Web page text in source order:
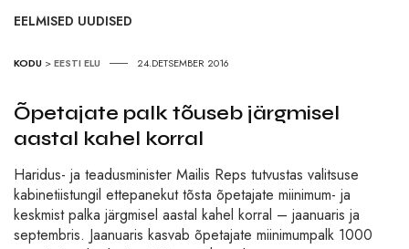
EELMISED UUDISED
KODU >EESTI ELU 24.DETSEMBER 2016
Õpetajate palk tõuseb järgmisel
aastal kahel korral
Haridus- ja teadusminister Mailis Reps tutvustas valitsuse
kabinetiistungil ettepanekut tõsta õpetajate miinimum- ja
keskmist palka järgmisel aastal kahel korral – jaanuaris ja
septembris. Jaanuaris kasvab õpetajate miinimumpalk 1000